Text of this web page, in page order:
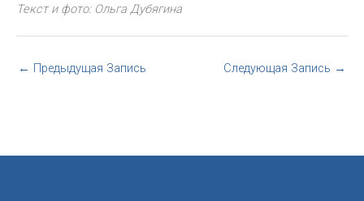
Текст и фото: Ольга Дубягина
← Предыдущая Запись Следующая Запись →